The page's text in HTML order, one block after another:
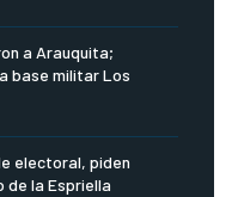
a Arauquita;
base militar Los
electoral, piden
de la Espriella